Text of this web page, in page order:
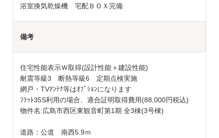
浴室換気乾燥機 宅配ＢＯＸ完備
備考
住宅性能表示Ｗ取得(設計性能＋建設性能)
耐震等級3 断熱等級6 定期点検実施
網戸・TVｱﾝﾃﾅ等はｵﾌﾟｼｮﾝになります
ﾌﾗｯﾄ35S利用の場合、適合証明取得費用(88,000円税込)
物件名:広島市西区東観音町第1期 全3棟(3号棟)
道路：公道 南西5.9ｍ